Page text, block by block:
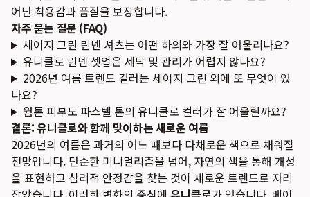
어난 착용감과 품질을 보장합니다.
자주 묻는 질문 (FAQ)
세이지 그린 린넨 셔츠는 어떤 하의와 가장 잘 어울리나요?
유니클로 린넨 셋업은 세탁 및 관리가 어렵지 않나요?
2026년 여름 트렌드 컬러는 세이지 그린 외에 또 무엇이 있
나요?
웜톤 피부도 파스텔 톤의 유니클로 컬러가 잘 어울릴까요?
결론: 유니클로와 함께 맞이하는 새로운 여름
2026년의 여름은 과거의 어느 때보다 다채로운 색으로 채워질
전망입니다. 단순한 미니멀리즘을 넘어, 자연의 색을 통해 개성
을 표현하고 심리적 안정감을 찾는 것이 새로운 트렌드로 자리